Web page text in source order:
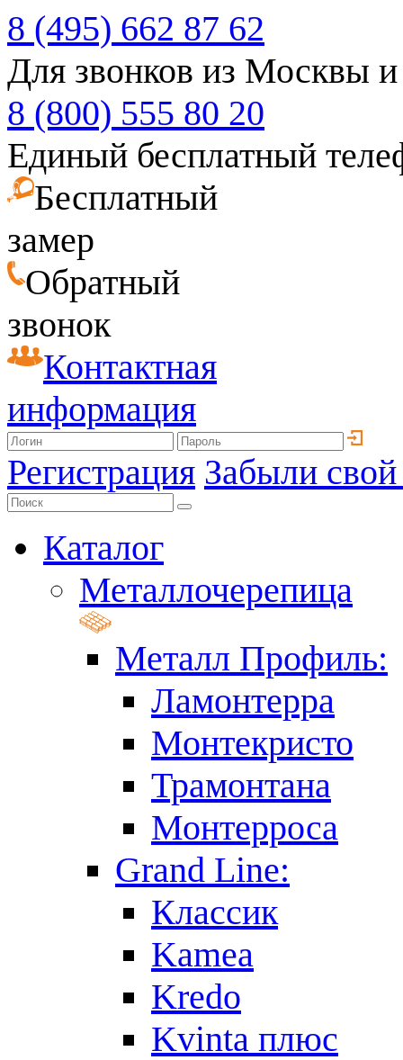
8 (495) 662 87 62
Для звонков из Москвы
8 (800) 555 80 20
Единый бесплатный
Бесплатный
замер
Обратный
звонок
Контактная
информация
Регистрация Забыли
Каталог
Металлочерепица
Металл Профиль:
Ламонтерра
Монтекристо
Трамонтана
Монтерроса
Grand Line:
Классик
Kamea
Kredo
Kvinta плюс